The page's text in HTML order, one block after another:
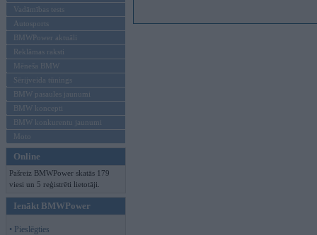
Vadāmības tests
Autosports
BMWPower aktuāli
Reklāmas raksti
Mēneša BMW
Sērijveida tūnings
BMW pasaules jaunumi
BMW koncepti
BMW konkurentu jaunumi
Moto
Online
Pašreiz BMWPower skatās 179
viesi un 5 reģistrēti lietotāji.
Ienākt BMWPower
• Pieslēgties